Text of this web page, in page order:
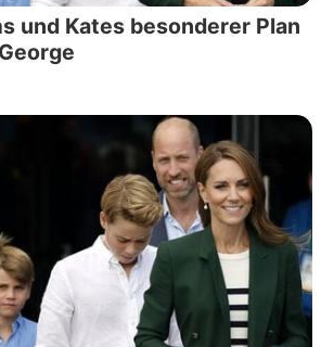
und Kates besonderer Plan